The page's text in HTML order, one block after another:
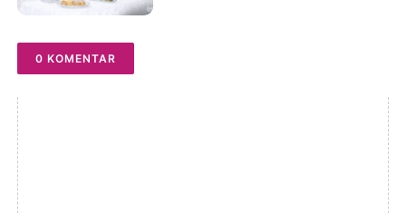
0 KOMENTAR